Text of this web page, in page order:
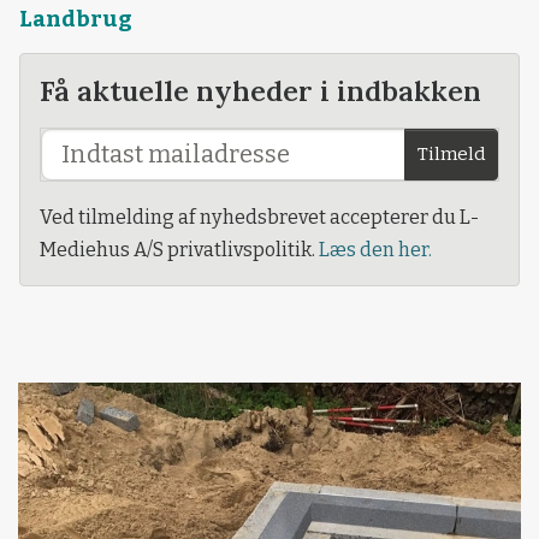
Landbrug
Få aktuelle nyheder i indbakken
Tilmeld
Ved tilmelding af nyhedsbrevet accepterer du L-
Mediehus A/S privatlivspolitik. Læs den her.